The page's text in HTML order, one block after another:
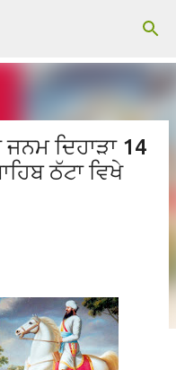
ਜਨਮ ਦਿਹਾੜਾ 14
ਠੱਟਾ ਵਿਖੇ